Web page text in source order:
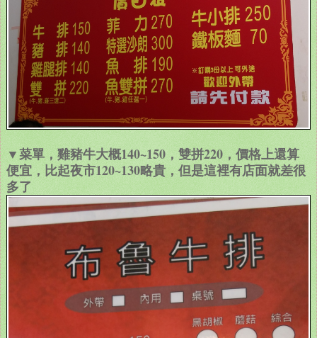
▼菜單，雞豬牛大概140~150，雙拼220，價格上還算
便宜，比起夜市120~130略貴，但是這裡有店面就差很
多了